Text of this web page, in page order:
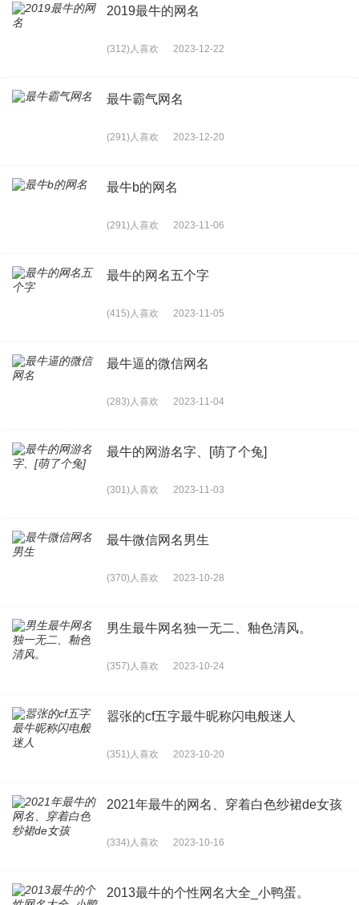
2019最牛的网名
(312)人喜欢 2023-12-22
最牛霸气网名
(291)人喜欢 2023-12-20
最牛b的网名
(291)人喜欢 2023-11-06
最牛的网名五个字
(415)人喜欢 2023-11-05
最牛逼的微信网名
(283)人喜欢 2023-11-04
最牛的网游名字、[萌了个兔]
(301)人喜欢 2023-11-03
最牛微信网名男生
(370)人喜欢 2023-10-28
男生最牛网名独一无二、釉色清风。
(357)人喜欢 2023-10-24
嚣张的cf五字最牛昵称闪电般迷人
(351)人喜欢 2023-10-20
2021年最牛的网名、穿着白色纱裙de女孩
(334)人喜欢 2023-10-16
2013最牛的个性网名大全_小鸭蛋。